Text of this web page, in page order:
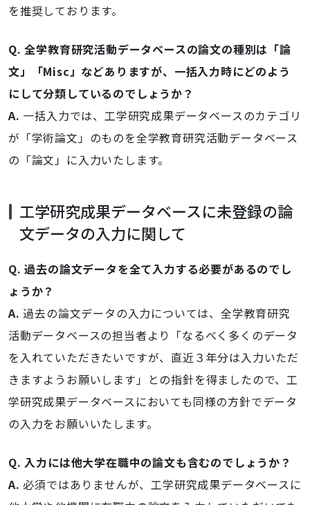
を推奨しております。
Q. 全学教育研究活動データベースの論文の種別は「論
文」「Misc」などありますが、一括入力時にどのよう
にして分類しているのでしょうか？
A. 一括入力では、工学研究成果データベースのカテゴリ
が「学術論文」のものを全学教育研究活動データベース
の「論文」に入力いたします。
工学研究成果データベースに未登録の論
文データの入力に関して
Q. 過去の論文データを全て入力する必要があるのでし
ょうか？
A. 過去の論文データの入力については、全学教育研究
活動データベースの担当者より「なるべく多くのデータ
を入れていただきたいですが、直近３年分は入力いただ
きますようお願いします」との指針を得ましたので、工
学研究成果データベースにおいても同様の方針でデータ
の入力をお願いいたします。
Q. 入力には他大学在職中の論文も含むのでしょうか？
A. 必須ではありませんが、工学研究成果データベースに